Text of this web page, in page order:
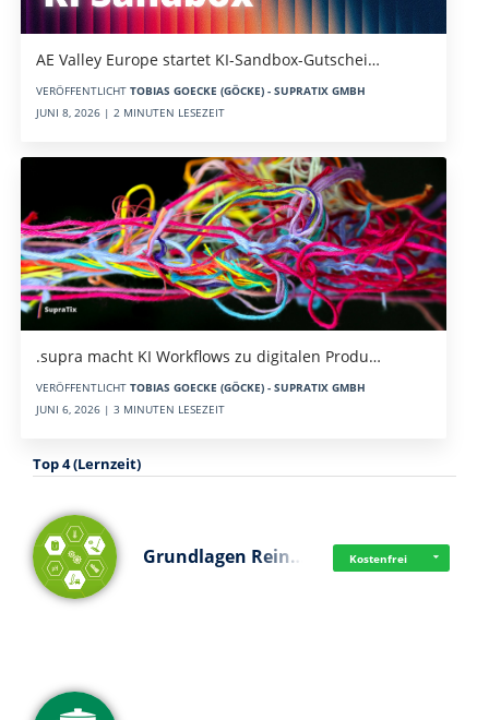
AE Valley Europe startet KI-Sandbox-Gutschei…
VERÖFFENTLICHT TOBIAS GOECKE (GÖCKE) - SUPRATIX GMBH
JUNI 8, 2026 | 2 MINUTEN LESEZEIT
.supra macht KI Workflows zu digitalen Produ…
VERÖFFENTLICHT TOBIAS GOECKE (GÖCKE) - SUPRATIX GMBH
JUNI 6, 2026 | 3 MINUTEN LESEZEIT
Top 4 (Lernzeit)
Grundlagen Rein… Kostenfrei